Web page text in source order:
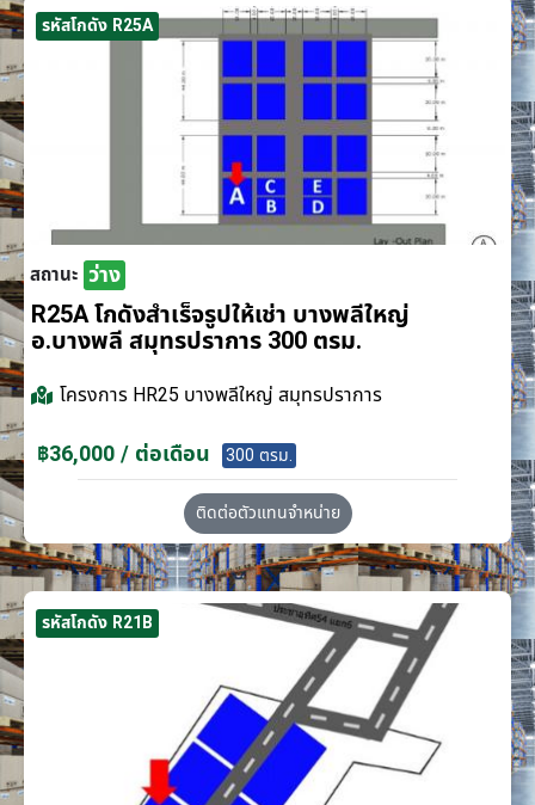
รหัสโกดัง R25A
สถานะ ว่าง
R25A โกดังสำเร็จรูปให้เช่า บางพลีใหญ่
อ.บางพลี สมุทรปราการ 300 ตรม.
โครงการ HR25 บางพลีใหญ่ สมุทรปราการ
฿36,000 / ต่อเดือน 300 ตรม.
ติดต่อตัวแทนจำหน่าย
รหัสโกดัง R21B